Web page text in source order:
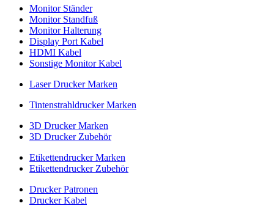
Monitor Ständer
Monitor Standfuß
Monitor Halterung
Display Port Kabel
HDMI Kabel
Sonstige Monitor Kabel
Laser Drucker Marken
Tintenstrahldrucker Marken
3D Drucker Marken
3D Drucker Zubehör
Etikettendrucker Marken
Etikettendrucker Zubehör
Drucker Patronen
Drucker Kabel